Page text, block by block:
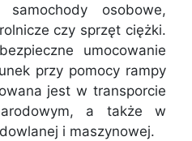
osobowe,
czy sprzęt ciężki.
umocowanie
przy pomocy rampy
jest w transporcie
a także w
i maszynowej.